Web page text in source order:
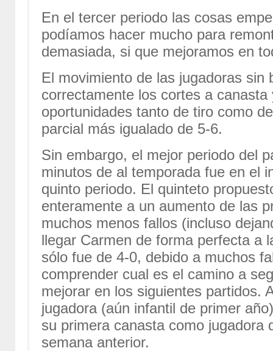
En el tercer periodo las cosas
podíamos hacer mucho para
demasiada, si que mejoramos en
El movimiento de las jugadoras sin
correctamente los cortes a
oportunidades tanto de tiro como
parcial más igualado de 5-6.
Sin embargo, el mejor periodo del
minutos de al temporada fue en el
quinto periodo. El quinteto
enteramente a un aumento de las
muchos menos fallos (incluso
llegar Carmen de forma perfecta a
sólo fue de 4-0, debido a muchos
comprender cual es el camino a
mejorar en los siguientes partidos.
jugadora (aún infantil de primer
su primera canasta como jugadora
semana anterior.